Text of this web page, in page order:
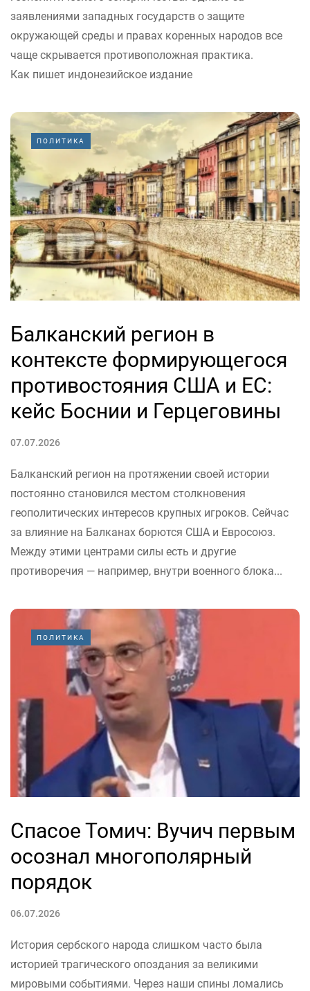
заявлениями западных государств о защите
окружающей среды и правах коренных народов все
чаще скрывается противоположная практика.
Как пишет индонезийское издание
ПОЛИТИКА
Балканский регион в
контексте формирующегося
противостояния США и ЕС:
кейс Боснии и Герцеговины
07.07.2026
Балканский регион на протяжении своей истории
постоянно становился местом столкновения
геополитических интересов крупных игроков. Сейчас
за влияние на Балканах борются США и Евросоюз.
Между этими центрами силы есть и другие
противоречия — например, внутри военного блока...
ПОЛИТИКА
Спасое Томич: Вучич первым
осознал многополярный
порядок
06.07.2026
История сербского народа слишком часто была
историей трагического опоздания за великими
мировыми событиями. Через наши спины ломались